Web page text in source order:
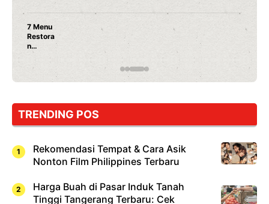
7 Menu
Restora
n
Jepang
yang
Dicoba,
Cuma
Sushi!
TRENDING POS
Rekomendasi Tempat & Cara Asik
Nonton Film Philippines Terbaru
Harga Buah di Pasar Induk Tanah
Tinggi Tangerang Terbaru: Cek